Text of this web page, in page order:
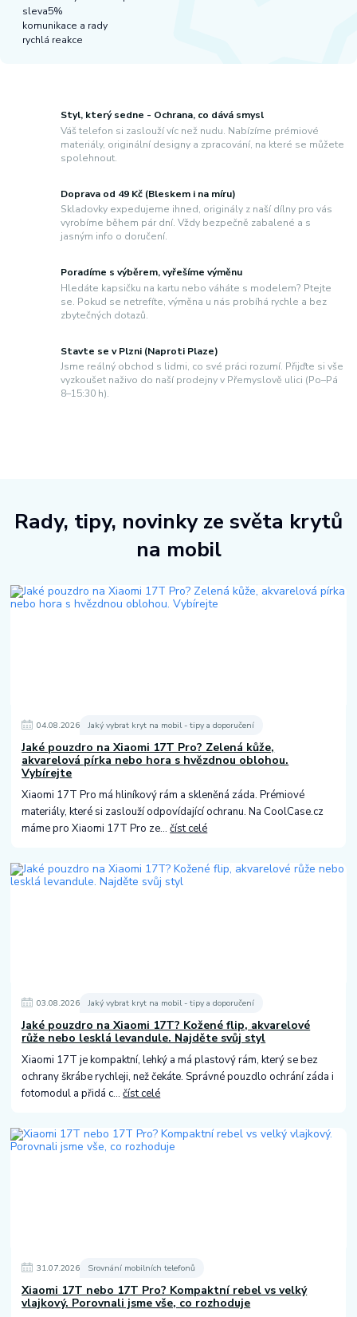
Styl, který sedne - Ochrana, co dává smysl
Váš telefon si zaslouží víc než nudu. Nabízíme prémiové
materiály, originální designy a zpracování, na které se můžete
spolehnout.
Doprava od 49 Kč (Bleskem i na míru)
Skladovky expedujeme ihned, originály z naší dílny pro vás
vyrobíme během pár dní. Vždy bezpečně zabalené a s
jasným info o doručení.
Poradíme s výběrem, vyřešíme výměnu
Hledáte kapsičku na kartu nebo váháte s modelem? Ptejte
se. Pokud se netrefíte, výměna u nás probíhá rychle a bez
zbytečných dotazů.
Stavte se v Plzni (Naproti Plaze)
Jsme reálný obchod s lidmi, co své práci rozumí. Přijďte si vše
vyzkoušet naživo do naší prodejny v Přemyslově ulici (Po–Pá
8–15:30 h).
sleva5%
komunikace a rady
rychlá reakce
Rady, tipy, novinky ze světa krytů
na mobil
04.08.2026 Jaký vybrat kryt na mobil - tipy a doporučení
Jaké pouzdro na Xiaomi 17T Pro? Zelená kůže,
akvarelová pírka nebo hora s hvězdnou oblohou.
Vybírejte
Xiaomi 17T Pro má hliníkový rám a skleněná záda. Prémiové
materiály, které si zaslouží odpovídající ochranu. Na CoolCase.cz
máme pro Xiaomi 17T Pro ze...číst celé
03.08.2026 Jaký vybrat kryt na mobil - tipy a doporučení
Jaké pouzdro na Xiaomi 17T? Kožené flip, akvarelové
růže nebo lesklá levandule. Najděte svůj styl
Xiaomi 17T je kompaktní, lehký a má plastový rám, který se bez
ochrany škrábe rychleji, než čekáte. Správné pouzdlo ochrání záda i
fotomodul a přidá c...číst celé
31.07.2026 Srovnání mobilních telefonů
Xiaomi 17T nebo 17T Pro? Kompaktní rebel vs velký
vlajkový. Porovnali jsme vše, co rozhoduje